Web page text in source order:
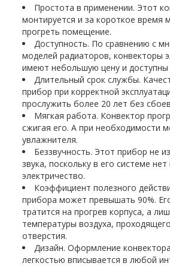
Простота в применении. Этот
монтируется и за короткое время
прогреть помещение.
Доступность. По сравнению с
моделей радиаторов, конвекторы
имеют небольшую цену и
Длительный срок службы.
прибор при корректной
прослужить более 20 лет без
Мягкая работа. Конвектор
сжигая его. А при необходимости
увлажнителя.
Беззвучность. Этот прибор не
звука, поскольку в его системе
электричество.
Коэффициент полезного
прибора может превышать 90%.
тратится на прогрев корпуса, а
температуры воздуха,
отверстия.
Дизайн. Оформление
легкостью вписывается в любой